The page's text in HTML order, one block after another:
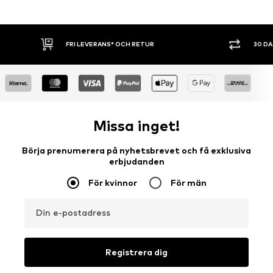
FRI LEVERANS* OCH RETUR 30
Missa inget!
Börja prenumerera på nyhetsbrevet och få exklusiva
erbjudanden
För kvinnor För män
Din e-postadress
Registrera dig